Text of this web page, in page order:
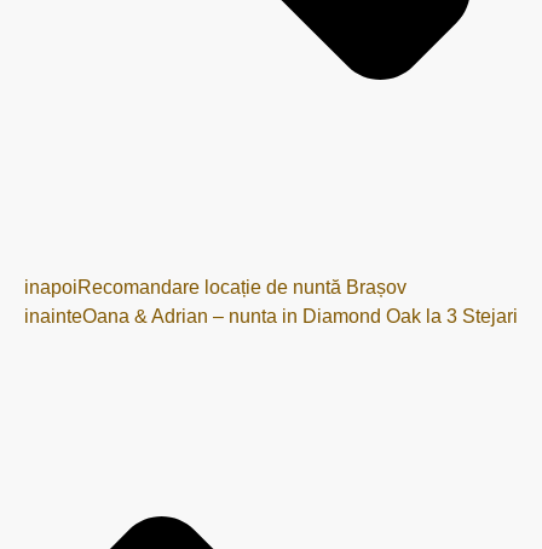
inapoiRecomandare locație de nuntă Brașov
inainteOana & Adrian – nunta in Diamond Oak la 3 Stejari